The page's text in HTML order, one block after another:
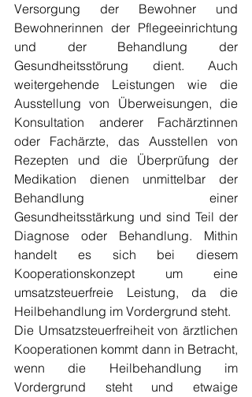
Versorgung der Bewohner und
Bewohnerinnen der Pflegeeinrichtung
und der Behandlung der
Gesundheitsstörung dient. Auch
weitergehende Leistungen wie die
Ausstellung von Überweisungen, die
Konsultation anderer Fachärztinnen
oder Fachärzte, das Ausstellen von
Rezepten und die Überprüfung der
Medikation dienen unmittelbar der
Behandlung einer
Gesundheitsstärkung und sind Teil der
Diagnose oder Behandlung. Mithin
handelt es sich bei diesem
Kooperationskonzept um eine
umsatzsteuerfreie Leistung, da die
Heilbehandlung im Vordergrund steht.
Die Umsatzsteuerfreiheit von ärztlichen
Kooperationen kommt dann in Betracht,
wenn die Heilbehandlung im
Vordergrund steht und etwaige